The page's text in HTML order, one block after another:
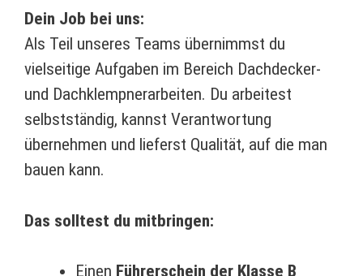
Dein Job bei uns:
Als Teil unseres Teams übernimmst du
vielseitige Aufgaben im Bereich Dachdecker-
und Dachklempnerarbeiten. Du arbeitest
selbstständig, kannst Verantwortung
übernehmen und lieferst Qualität, auf die man
bauen kann.
Das solltest du mitbringen:
Einen Führerschein der Klasse B